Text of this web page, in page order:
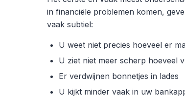
in financiële problemen komen,
vaak subtiel:
U weet niet precies hoeveel er
U ziet niet meer scherp hoeveel
Er verdwijnen bonnetjes in lades
U kijkt minder vaak in uw